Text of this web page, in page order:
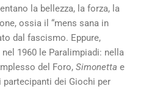
la bellezza, la forza, la
ossia il “mens sana in
dal fascismo. Eppure,
1960 le Paralimpiadi: nella
del Foro, Simonetta e
partecipanti dei Giochi per